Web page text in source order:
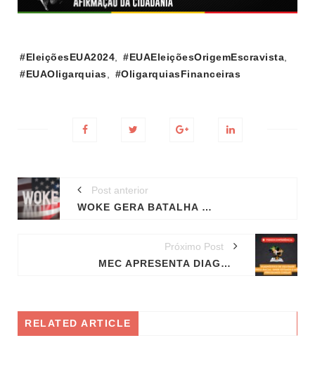
Tags:
#EleiçõesEUA2024, #EUAEleiçõesOrigemEscravista,
#EUAOligarquias, #OligarquiasFinanceiras
Post anterior
WOKE GERA BATALHA CULTURAL E POLÍTICA NOS EUA
Próximo Post
MEC APRESENTA DIAGNÓSTICO INÉDITO DA EDUCAÇÃO ÉTNICO-RACIAL NO BRASIL
RELATED ARTICLE